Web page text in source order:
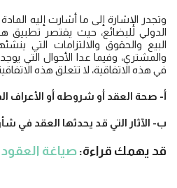
وتجدر الإشارة إلى ما أشارت إليه
الدولي للبضائع، حيث يقتصر تطبيق
البيع والحقوق والالتزامات التي
والمشتري، وفيما عدا الأحوال التي
في هذه الاتفاقية، لا تتعلق هذه
أ- صحة العقد أو شروطه أو الأعراف
ب- الآثار التي قد يحدثها العقد في
قد يهمك قراءة:صياغة العقود